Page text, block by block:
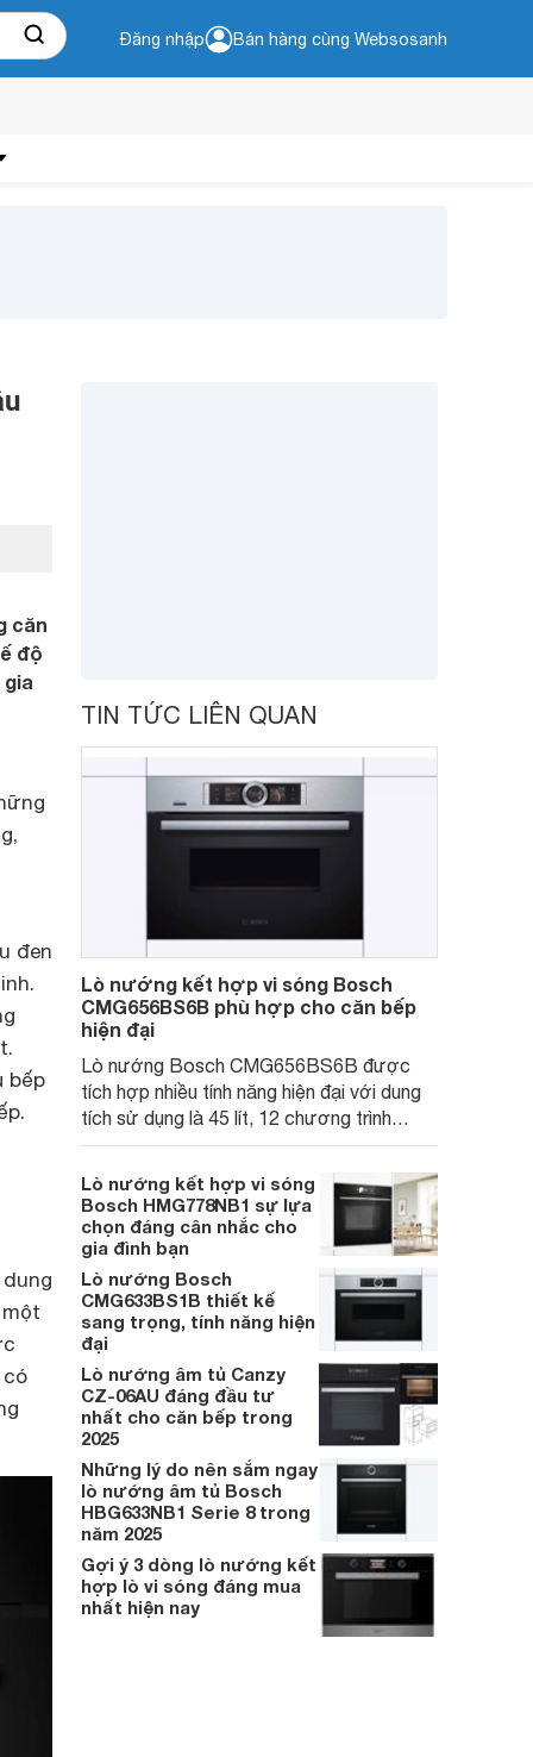
Đăng nhập Bán hàng cùng Websosanh
căn
độ
đen
bếp
có
TIN TỨC LIÊN QUAN
Lò nướng kết hợp vi sóng Bosch
CMG656BS6B phù hợp cho căn bếp
hiện đại
Lò nướng Bosch CMG656BS6B được
tích hợp nhiều tính năng hiện đại với dung
tích sử dụng là 45 lít, 12 chương trình
nướng, kết nối Home Connect và thiết kế
bên ngoài sang trọng, đem tới trải nghiệm
sử dụng tiện nghi cho các gia đình hiện đại.
Cùng Websosanh.vn đi tìm hiểu chi tiết sản
phẩm này nhé.
Lò nướng kết hợp vi sóng
Bosch HMG778NB1 sự lựa
chọn đáng cân nhắc cho
gia đình bạn
Lò nướng Bosch
CMG633BS1B thiết kế
sang trọng, tính năng hiện
đại
Lò nướng âm tủ Canzy
CZ-06AU đáng đầu tư
nhất cho căn bếp trong
2025
Những lý do nên sắm ngay
lò nướng âm tủ Bosch
HBG633NB1 Serie 8 trong
năm 2025
Gợi ý 3 dòng lò nướng kết
hợp lò vi sóng đáng mua
nhất hiện nay